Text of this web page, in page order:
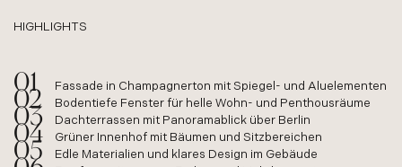
HIGHLIGHTS
Fassade in Champagnerton mit Spiegel- und Aluelementen
Bodentiefe Fenster für helle Wohn- und Penthousräume
Dachterrassen mit Panoramablick über Berlin
Grüner Innenhof mit Bäumen und Sitzbereichen
Edle Materialien und klares Design im Gebäude